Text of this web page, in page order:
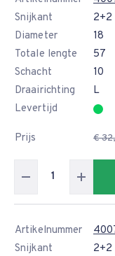
Snijkant
2+2
Diameter
18
Totale lengte
57
Schacht
10
Draairichting
L
Levertijd
Prijs €
Artikelnummer
Snijkant
2+2